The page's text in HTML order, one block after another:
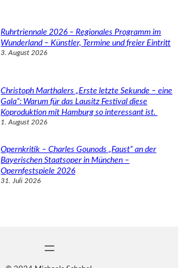
Ruhrtriennale 2026 – Regionales Programm im
Wunderland – Künstler, Termine und freier Eintritt
3. August 2026
Christoph Marthalers „Erste letzte Sekunde – eine
Gala“: Warum für das Lausitz Festival diese
Koproduktion mit Hamburg so interessant ist.
1. August 2026
Opernkritik – Charles Gounods „Faust“ an der
Bayerischen Staatsoper in München –
Opernfestspiele 2026
31. Juli 2026